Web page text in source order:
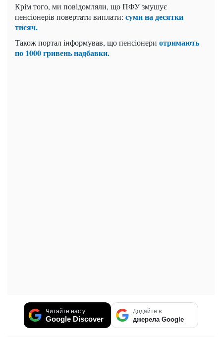
Крім того, ми повідомляли, що ПФУ змушує
пенсіонерів повертати виплати: суми на десятки
тисяч.
Також портал інформував, що пенсіонери отримають
по 1000 гривень надбавки.
Читайте нас у
Google Discover
Додайте в
джерела Google